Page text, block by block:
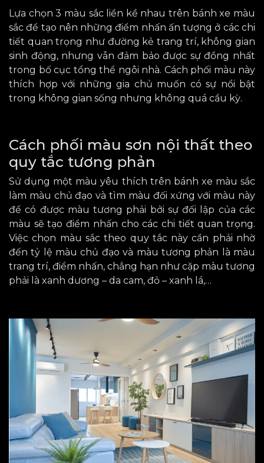
Lựa chọn 3 màu sắc liền kề nhau trên bánh xe màu
sắc để tạo nên những điểm nhấn ấn tượng ở các chi
tiết quan trọng như đường kẻ trang trí, không gian
sinh động, nhưng vẫn đảm bảo được sự đồng nhất
trong bố cục tổng thể ngôi nhà. Cách phối màu này
thích hợp với những gia chủ muốn có sự nổi bật
trong không gian sống nhưng không quá cầu kỳ.
Cách phối màu sơn nội thất theo
quy tắc tương phản
Sử dụng một màu yêu thích trên bánh xe màu sắc
làm màu chủ đạo và tìm màu đối xứng với màu này
để có được màu tương phải bởi sự đối lập của các
màu sẽ tạo điểm nhấn cho các chi tiết quan trọng.
Việc chọn màu sắc theo quy tắc này cần phải nhờ
đến tỷ lệ màu chủ đạo và màu tương phản là màu
trang trí, điểm nhấn, chẳng hạn như cặp màu tương
phải là xanh dương – da cam, đỏ – xanh lá,…